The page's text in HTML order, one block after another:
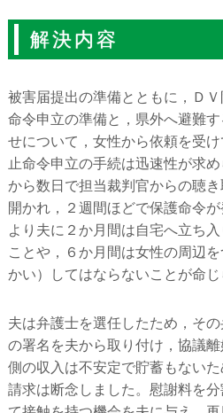
解決内容
被害届提出の準備とともに，Ｄ
命令申立の準備と，県外へ避難
せについて，女性から依頼を受
止命令申立の手続は迅速性が求
から数日で担当裁判官からの聴
開かれ，２週間ほどで保護命令
より夫に２か月間は自宅へ立ち
ことや，６か月間は女性の周辺
かい）してはならないことが命じ
夫は弁護士を選任したため，そ
の署名を夫から取り付け，協議
側の収入は不安定で貯蓄もない
請求は断念しました。慰謝料を